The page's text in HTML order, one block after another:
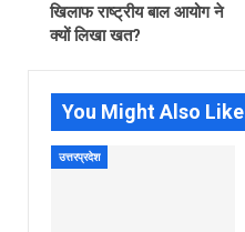
खिलाफ राष्‍ट्रीय बाल आयोग ने
क्‍यों लिखा खत?
You Might Also Like
उत्तरप्रदेश